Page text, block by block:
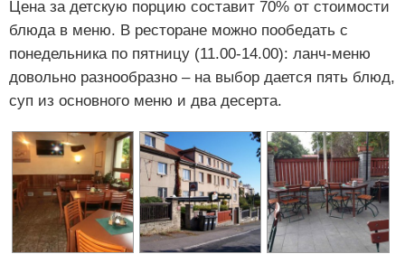
Цена за детскую порцию составит 70% от стоимости
блюда в меню. В ресторане можно пообедать с
понедельника по пятницу (11.00-14.00): ланч-меню
довольно разнообразно – на выбор дается пять блюд,
суп из основного меню и два десерта.